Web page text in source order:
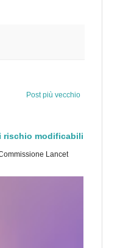
Post più vecchio
rischio modificabili
Lancet